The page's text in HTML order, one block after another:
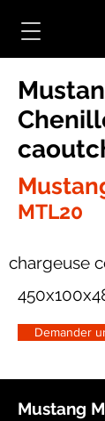
MTL20
chargeuse
Demander
Mustang